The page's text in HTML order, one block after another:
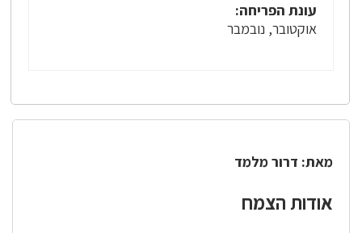
עונת הפריחה:
אוקטובר, נובמבר
מאת: דרור מלמד
אודות הצמח